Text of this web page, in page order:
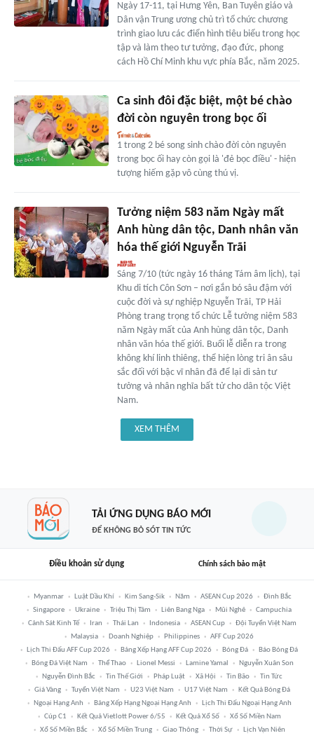
Ngày 17-11, tại Hưng Yên, Ban Tuyên giáo và
Dân vận Trung ương chủ trì tổ chức chương
trình giao lưu các điển hình tiêu biểu trong học
tập và làm theo tư tưởng, đạo đức, phong
cách Hồ Chí Minh khu vực phía Bắc, năm 2025.
Ca sinh đôi đặc biệt, một bé chào
đời còn nguyên trong bọc ối
1 trong 2 bé song sinh chào đời còn nguyên
trong bọc ối hay còn gọi là 'đẻ bọc điều' - hiện
tượng hiếm gặp vô cùng thú vị.
Tưởng niệm 583 năm Ngày mất
Anh hùng dân tộc, Danh nhân văn
hóa thế giới Nguyễn Trãi
Sáng 7/10 (tức ngày 16 tháng Tám âm lịch), tại
Khu di tích Côn Sơn – nơi gắn bó sâu đậm với
cuộc đời và sự nghiệp Nguyễn Trãi, TP Hải
Phòng trang trọng tổ chức Lễ tưởng niệm 583
năm Ngày mất của Anh hùng dân tộc, Danh
nhân văn hóa thế giới. Buổi lễ diễn ra trong
không khí linh thiêng, thể hiện lòng tri ân sâu
sắc đối với bậc vĩ nhân đã để lại di sản tư
tưởng và nhân nghĩa bất tử cho dân tộc Việt
Nam.
XEM THÊM
TẢI ỨNG DỤNG BÁO MỚI
ĐỂ KHÔNG BỎ SÓT TIN TỨC
Điều khoản sử dụng Chính sách bảo mật
Myanmar Luật Dầu Khí Kim Sang-Sik Năm ASEAN Cup 2026
Đình Bắc
Singapore
Ukraine Triệu Thị Tâm Liên Bang Nga Mũi Nghê
Campuchia
Cảnh Sát Kinh Tế
Iran Thái Lan Indonesia ASEAN Cup
Đội Tuyển Việt Nam
Malaysia
Doanh Nghiệp Philippines
AFF Cup 2026
Lịch Thi Đấu AFF Cup 2026
Bảng Xếp Hạng AFF Cup 2026 Bóng Đá
Báo Bóng Đá
Bóng Đá Việt Nam
Thể Thao Lionel Messi Lamine Yamal
Nguyễn Xuân Son
Nguyễn Đình Bắc
Tin Thế Giới Pháp Luật Xã Hội Tin Bão
Tin Tức
Giá Vàng
Tuyển Việt Nam U23 Việt Nam U17 Việt Nam
Kết Quả Bóng Đá
Ngoại Hạng Anh
Bảng Xếp Hạng Ngoại Hạng Anh
Lịch Thi Đấu Ngoại Hạng Anh
Cúp C1
Kết Quả Vietlott Power 6/55 Kết Quả Xổ Số
Xổ Số Miền Nam
Xổ Số Miền Bắc
Xổ Số Miền Trung Giao Thông Thời Sự Lịch Vạn Niên